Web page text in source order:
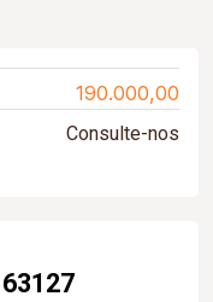
190.000,00
Consulte-nos
63127